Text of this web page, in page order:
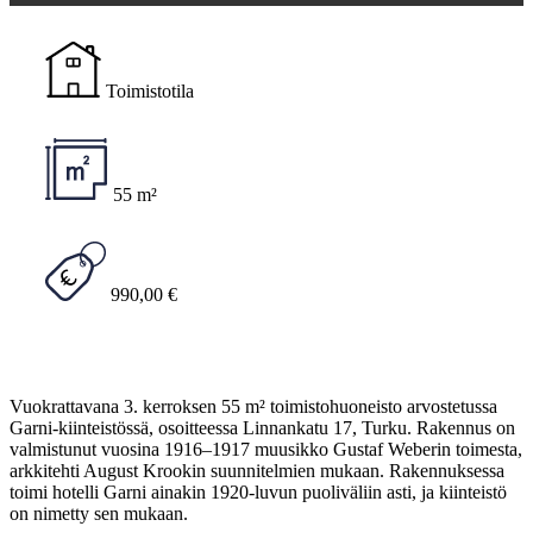
Toimistotila
55 m²
990,00 €
Vuokrattavana 3. kerroksen 55 m² toimistohuoneisto arvostetussa
Garni-kiinteistössä, osoitteessa Linnankatu 17, Turku. Rakennus on
valmistunut vuosina 1916–1917 muusikko Gustaf Weberin toimesta,
arkkitehti August Krookin suunnitelmien mukaan. Rakennuksessa
toimi hotelli Garni ainakin 1920-luvun puoliväliin asti, ja kiinteistö
on nimetty sen mukaan.